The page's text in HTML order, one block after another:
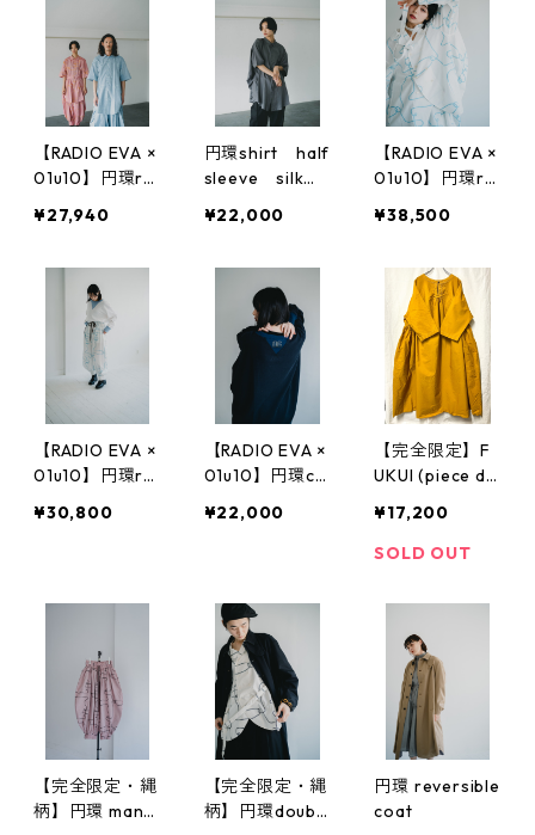
【RADIO EVA ×
01u10】円環ro
lf sleeve shirt
¥27,940
円環shirt half
sleeve silk＆
¥22,000
【RADIO EVA ×
01u10】円環ro
uble breasted
¥38,500
【RADIO EVA ×
01u10】円環ro
any many gath
¥30,800
【RADIO EVA ×
01u10】円環cu
sleeve
¥22,000
【完全限定】F
UKUI (piece dy
¥17,200
SOLD OUT
【完全限定・縄
柄】円環 many
【完全限定・縄
柄】円環doubl
円環 reversible
coat